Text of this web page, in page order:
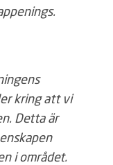
kring att vi
Detta är
i området.